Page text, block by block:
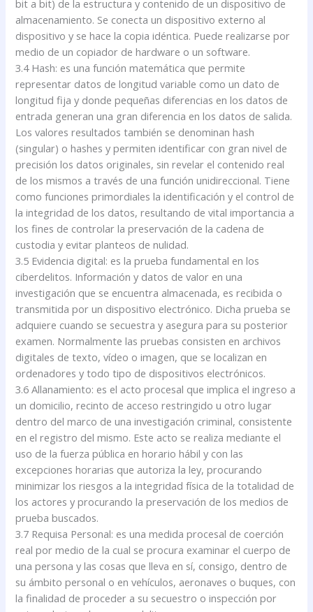
bit a bit) de la estructura y contenido de un dispositivo de
almacenamiento. Se conecta un dispositivo externo al
dispositivo y se hace la copia idéntica. Puede realizarse por
medio de un copiador de hardware o un software.
3.4 Hash: es una función matemática que permite
representar datos de longitud variable como un dato de
longitud fija y donde pequeñas diferencias en los datos de
entrada generan una gran diferencia en los datos de salida.
Los valores resultados también se denominan hash
(singular) o hashes y permiten identificar con gran nivel de
precisión los datos originales, sin revelar el contenido real
de los mismos a través de una función unidireccional. Tiene
como funciones primordiales la identificación y el control de
la integridad de los datos, resultando de vital importancia a
los fines de controlar la preservación de la cadena de
custodia y evitar planteos de nulidad.
3.5 Evidencia digital: es la prueba fundamental en los
ciberdelitos. Información y datos de valor en una
investigación que se encuentra almacenada, es recibida o
transmitida por un dispositivo electrónico. Dicha prueba se
adquiere cuando se secuestra y asegura para su posterior
examen. Normalmente las pruebas consisten en archivos
digitales de texto, vídeo o imagen, que se localizan en
ordenadores y todo tipo de dispositivos electrónicos.
3.6 Allanamiento: es el acto procesal que implica el ingreso a
un domicilio, recinto de acceso restringido u otro lugar
dentro del marco de una investigación criminal, consistente
en el registro del mismo. Este acto se realiza mediante el
uso de la fuerza pública en horario hábil y con las
excepciones horarias que autoriza la ley, procurando
minimizar los riesgos a la integridad física de la totalidad de
los actores y procurando la preservación de los medios de
prueba buscados.
3.7 Requisa Personal: es una medida procesal de coerción
real por medio de la cual se procura examinar el cuerpo de
una persona y las cosas que lleva en sí, consigo, dentro de
su ámbito personal o en vehículos, aeronaves o buques, con
la finalidad de proceder a su secuestro o inspección por